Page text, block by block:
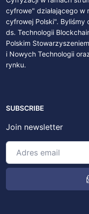
cyfrowe" działającego w
cyfrowej Polski". Byliśmy
ds. Technologii
Polskim
i Nowych Technologii
rynku.
SUBSCRIBE
Join newsletter